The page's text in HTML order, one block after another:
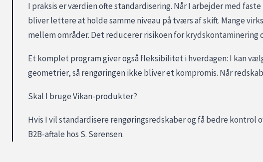
I praksis er værdien ofte standardisering. Når I arbejder med
bliver lettere at holde samme niveau på tværs af skift. Mange
mellem områder. Det reducerer risikoen for
Et komplet program giver også fleksibilitet i hverdagen: I kan
geometrier, så rengøringen ikke bliver et kompromis. Når
Skal I bruge Vikan-produkter?
Hvis I vil standardisere rengøringsredskaber og få bedre kontrol
B2B-aftale hos S. Sørensen.